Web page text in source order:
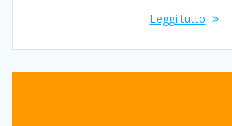
Leggi tutto